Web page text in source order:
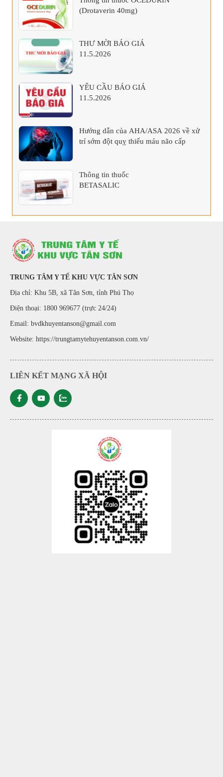
(Drotaverin 40mg)
THƯ MỜI BÁO GIÁ
11.5.2026
YÊU CẦU BÁO GIÁ
11.5.2026
Hướng dẫn của AHA/ASA 2026 về xử
trí sớm đột quỵ thiếu máu não cấp
Thông tin thuốc
BETASALIC
TRUNG TÂM Y TẾ KHU VỰC TÂN SƠN
Địa chỉ: Khu 5B, xã Tân Sơn, tỉnh Phú Thọ
Điện thoại: 1800 969677 (trực 24/24)
Email: bvdkhuyentanson@gmail.com
Website: https://trungtamytehuyentanson.com.vn/
LIÊN KẾT MẠNG XÃ HỘI